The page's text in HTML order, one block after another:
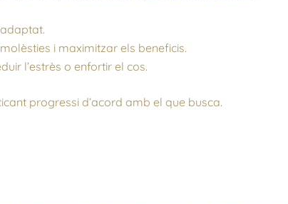
i maximitzar els beneficis.
l’estrès o enfortir el cos.
progressi d’acord amb el que busca.